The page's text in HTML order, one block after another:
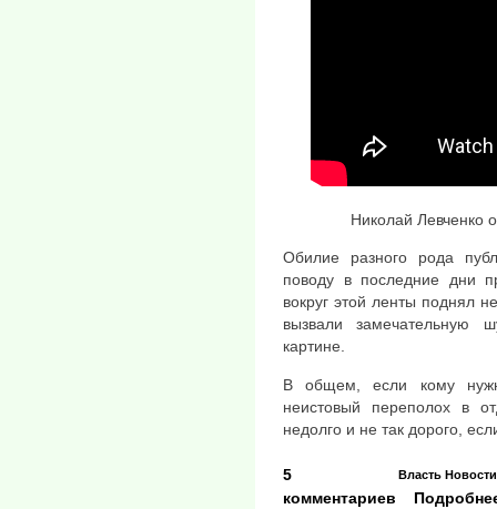
Николай Левченко
Обилие разного рода
поводу в последние дни
вокруг этой ленты поднял
вызвали замечательную
картине.
В общем, если кому
неистовый переполох в
недолго и не так дорого,
Власть Новости
5
комментариев